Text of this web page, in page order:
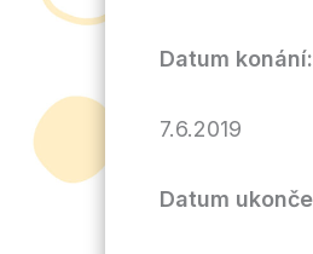
Datum konání:
7.6.2019
Datum